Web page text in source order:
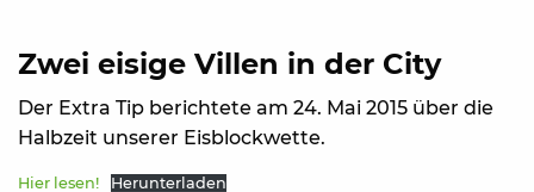
Zwei eisige Villen in der City
Der Extra Tip berichtete am 24. Mai 2015 über die
Halbzeit unserer Eisblockwette.
Hier lesen! Herunterladen